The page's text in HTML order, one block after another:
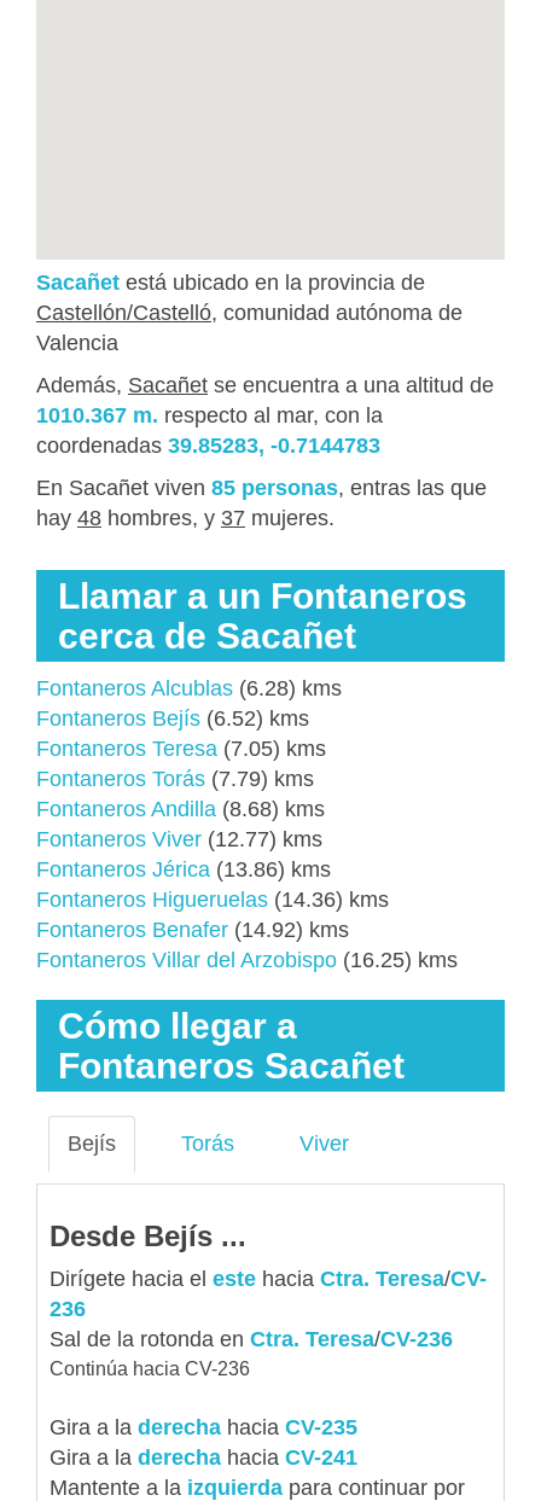
Sacañet está ubicado en la provincia de
Castellón/Castelló, comunidad autónoma de
Valencia
Además, Sacañet se encuentra a una altitud de
1010.367 m. respecto al mar, con la
coordenadas 39.85283, -0.7144783
En Sacañet viven 85 personas, entras las que
hay 48 hombres, y 37 mujeres.
Llamar a un Fontaneros
cerca de Sacañet
Fontaneros Alcublas (6.28) kms
Fontaneros Bejís (6.52) kms
Fontaneros Teresa (7.05) kms
Fontaneros Torás (7.79) kms
Fontaneros Andilla (8.68) kms
Fontaneros Viver (12.77) kms
Fontaneros Jérica (13.86) kms
Fontaneros Higueruelas (14.36) kms
Fontaneros Benafer (14.92) kms
Fontaneros Villar del Arzobispo (16.25) kms
Cómo llegar a
Fontaneros Sacañet
Bejís Torás Viver
Desde Bejís ...
Dirígete hacia el este hacia Ctra. Teresa/CV-
236
Sal de la rotonda en Ctra. Teresa/CV-236
Continúa hacia CV-236
Gira a la derecha hacia CV-235
Gira a la derecha hacia CV-241
Mantente a la izquierda para continuar por